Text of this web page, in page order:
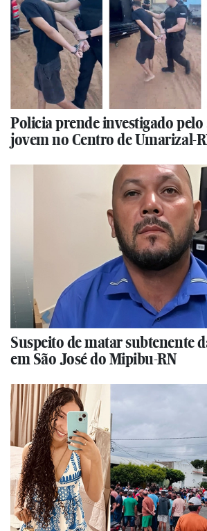
Policia prende investigado pelo
jovem no Centro de Umarizal-
Suspeito de matar subtenente
em São José do Mipibu-RN